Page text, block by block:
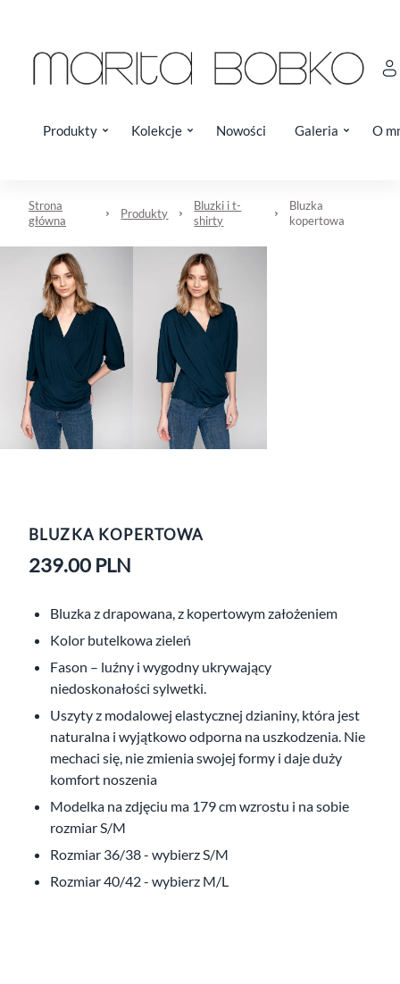
Produkty Kolekcje Nowości Galeria O
Strona
główna
Produkty
Bluzki i t-
shirty
Bluzka
kopertowa
BLUZKA KOPERTOWA
239.00 PLN
Bluzka z drapowana, z kopertowym założeniem
Kolor butelkowa zieleń
Fason – luźny i wygodny ukrywający
niedoskonałości sylwetki.
Uszyty z modalowej elastycznej dzianiny, która jest
naturalna i wyjątkowo odporna na uszkodzenia. Nie
mechaci się, nie zmienia swojej formy i daje duży
komfort noszenia
Modelka na zdjęciu ma 179 cm wzrostu i na sobie
rozmiar S/M
Rozmiar 36/38 - wybierz S/M
Rozmiar 40/42 - wybierz M/L